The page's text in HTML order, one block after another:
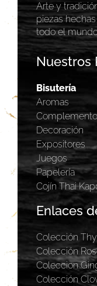
Arte y
piezas
todo el
Nuestros
Bisutería
Aromas
Decoración
Expositores
Juegos
Papelería
Cojín Thai
Enlaces
Colección
Colección
Coleccion
Colección